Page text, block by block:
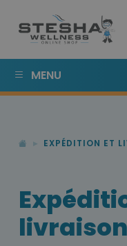
MENU
EXPÉDITION ET
livraison